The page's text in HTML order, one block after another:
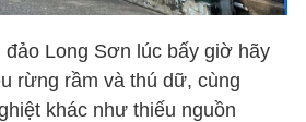
đảo Long Sơn lúc bấy giờ hãy
rừng rầm và thú dữ, cùng
khác như thiếu nguồn